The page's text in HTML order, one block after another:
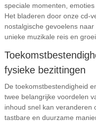
speciale momenten,
Het bladeren door onze cd-
nostalgische gevoelens
unieke muzikale reis en
fysieke bezittingen
De toekomstbestendigheid
twee belangrijke voordelen
inhoud snel kan veranderen
tastbare en duurzame